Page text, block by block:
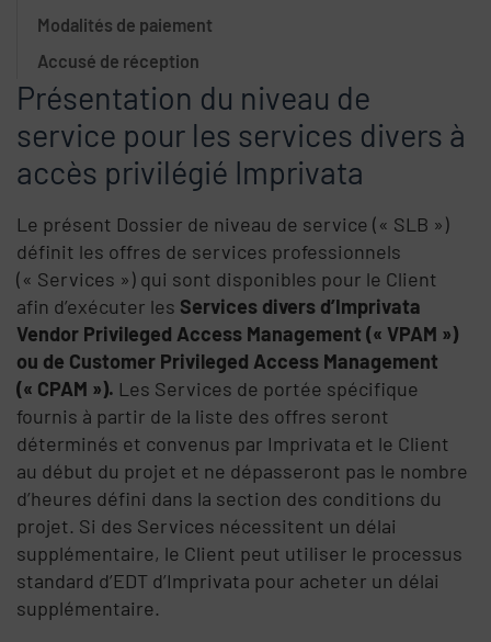
Modalités de paiement
Accusé de réception
Présentation du niveau de
service pour les services divers à
accès privilégié Imprivata
Le présent Dossier de niveau de service (« SLB »)
définit les offres de services professionnels
(« Services ») qui sont disponibles pour le Client
afin d’exécuter les Services divers d’Imprivata
Vendor Privileged Access Management (« VPAM »)
ou de Customer Privileged Access Management
(« CPAM »). Les Services de portée spécifique
fournis à partir de la liste des offres seront
déterminés et convenus par Imprivata et le Client
au début du projet et ne dépasseront pas le nombre
d’heures défini dans la section des conditions du
projet. Si des Services nécessitent un délai
supplémentaire, le Client peut utiliser le processus
standard d’EDT d’Imprivata pour acheter un délai
supplémentaire.